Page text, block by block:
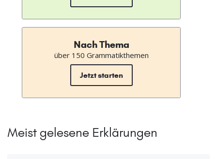
Nach Thema
über 150 Grammatikthemen
Jetzt starten
Meist gelesene Erklärungen